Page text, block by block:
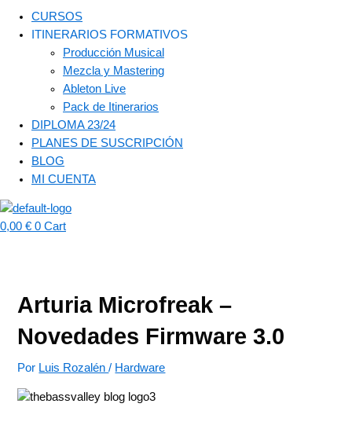
CURSOS
ITINERARIOS FORMATIVOS
Producción Musical
Mezcla y Mastering
Ableton Live
Pack de Itinerarios
DIPLOMA 23/24
PLANES DE SUSCRIPCIÓN
BLOG
MI CUENTA
0,00 € 0 Cart
Arturia Microfreak –
Novedades Firmware 3.0
Por Luis Rozalén/ Hardware